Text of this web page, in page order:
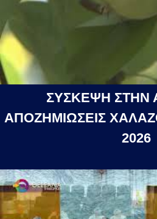
ΣΥΣΚΕΨΗ ΣΤΗΝ
ΑΠΟΖΗΜΙΩΣΕΙΣ
2026